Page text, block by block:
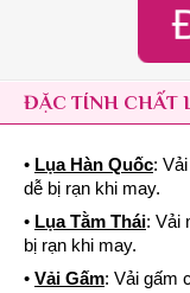
ĐẶC TÍNH CHẤT
• Lụa Hàn Quốc:
dễ bị rạn khi may.
• Lụa Tằm Thái: Vải
bị rạn khi may.
• Vải Gấm: Vải gấm